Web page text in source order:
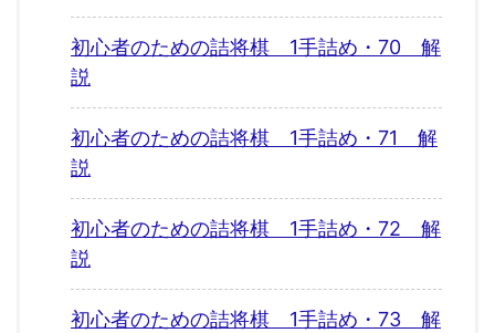
初心者のための詰将棋 1手詰め・70 解
説
初心者のための詰将棋 1手詰め・71 解
説
初心者のための詰将棋 1手詰め・72 解
説
初心者のための詰将棋 1手詰め・73 解